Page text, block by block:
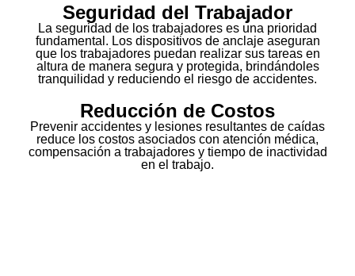
Seguridad del Trabajador
La seguridad de los trabajadores es una prioridad
fundamental. Los dispositivos de anclaje aseguran
que los trabajadores puedan realizar sus tareas en
altura de manera segura y protegida, brindándoles
tranquilidad y reduciendo el riesgo de accidentes.
Reducción de Costos
Prevenir accidentes y lesiones resultantes de caídas
reduce los costos asociados con atención médica,
compensación a trabajadores y tiempo de inactividad
en el trabajo.